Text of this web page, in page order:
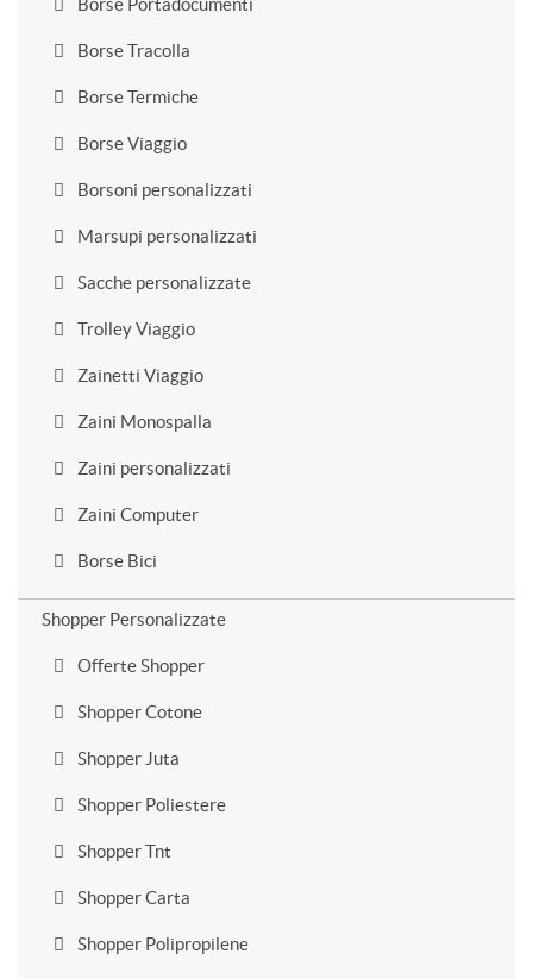
Borse Portadocumenti
Borse Tracolla
Borse Termiche
Borse Viaggio
Borsoni personalizzati
Marsupi personalizzati
Sacche personalizzate
Trolley Viaggio
Zainetti Viaggio
Zaini Monospalla
Zaini personalizzati
Zaini Computer
Borse Bici
Shopper Personalizzate
Offerte Shopper
Shopper Cotone
Shopper Juta
Shopper Poliestere
Shopper Tnt
Shopper Carta
Shopper Polipropilene